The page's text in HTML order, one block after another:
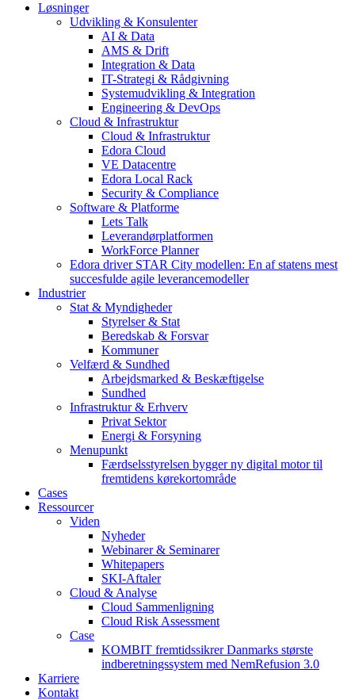
Løsninger
Udvikling & Konsulenter
AI & Data
AMS & Drift
Integration & Data
IT-Strategi & Rådgivning
Systemudvikling & Integration
Engineering & DevOps
Cloud & Infrastruktur
Cloud & Infrastruktur
Edora Cloud
VE Datacentre
Edora Local Rack
Security & Compliance
Software & Platforme
Lets Talk
Leverandørplatformen
WorkForce Planner
Edora driver STAR City modellen: En af statens mest
succesfulde agile leverancemodeller
Industrier
Stat & Myndigheder
Styrelser & Stat
Beredskab & Forsvar
Kommuner
Velfærd & Sundhed
Arbejdsmarked & Beskæftigelse
Sundhed
Infrastruktur & Erhverv
Privat Sektor
Energi & Forsyning
Menupunkt
Færdselsstyrelsen bygger ny digital motor til
fremtidens kørekortområde
Cases
Ressourcer
Viden
Nyheder
Webinarer & Seminarer
Whitepapers
SKI-Aftaler
Cloud & Analyse
Cloud Sammenligning
Cloud Risk Assessment
Case
KOMBIT fremtidssikrer Danmarks største
indberetningssystem med NemRefusion 3.0
Karriere
Kontakt